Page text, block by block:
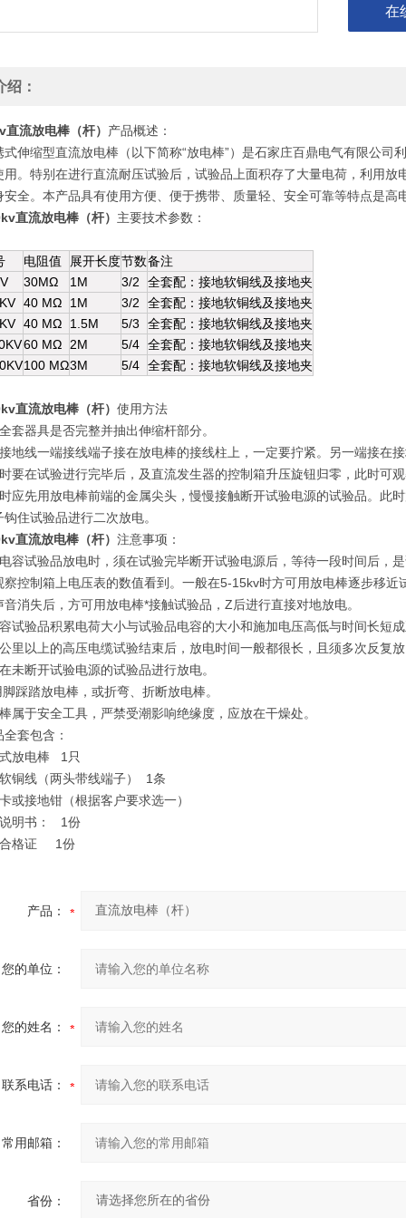
在
绍：
流放电棒（杆） 产品概述：
式伸缩型直流放电棒（以下简称“放电棒”）是石家庄百鼎电气有限公
用。特别在进行直流耐压试验后，试验品上面积存了大量电荷，利用
安全。本产品具有使用方便、便于携带、质量轻、安全可靠等特点是高
直流放电棒（杆） 主要技术参数：
电阻值 展开长度节数备注
30MΩ 1M 3/2
全套配：接地软铜线及接地夹
40 MΩ 1M 3/2
全套配：接地软铜线及接地夹
40 MΩ 1.5M 5/3
全套配：接地软铜线及接地夹
60 MΩ 2M 5/4 全套配：接地软铜线及接地夹
100 MΩ3M 5/4 全套配：接地软铜线及接地夹
直流放电棒（杆） 使用方法
套器具是否完整并抽出伸缩杆部分。
地线一端接线端子接在放电棒的接线柱上，一定要拧紧。另一端接在
要在试验进行完毕后，及直流发生器的控制箱升压旋钮归零，此时可
应先用放电棒前端的金属尖头，慢慢接触断开试验电源的试验品。此
住试验品进行二次放电。
直流放电棒（杆） 注意事项：
容试验品放电时，须在试验完毕断开试验电源后，等待一段时间后，
察控制箱上电压表的数值看到。一般在5-15kv时方可用放电棒逐步移
音消失后，方可用放电棒*接触试验品，Z后进行直接对地放电。
试验品积累电荷大小与试验品电容的大小和施加电压高低与时间长短
里以上的高压电缆试验结束后，放电时间一般都很长，且须多次反复
未断开试验电源的试验品进行放电。
踩踏放电棒，或折弯、折断放电棒。
属于安全工具，严禁受潮影响绝缘度，应放在干燥处。
套包含：
放电棒 1只
铜线（两头带线端子） 1条
或接地钳（根据客户要求选一）
明书： 1份
合格证 1份
产品：
您的单位：
您的姓名：
联系电话：
常用邮箱：
省份：